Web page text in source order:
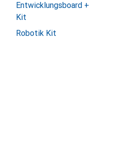
Entwicklungsboard +
Kit
Robotik Kit